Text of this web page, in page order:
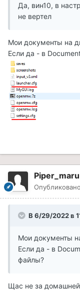
Да, вин10, в
не вертел
Мои документы на
Если да - в
Piper_maru
Опубликовано
В 6/29/2022 в
Мои документы
Если да - в
файлы?
Щас не за